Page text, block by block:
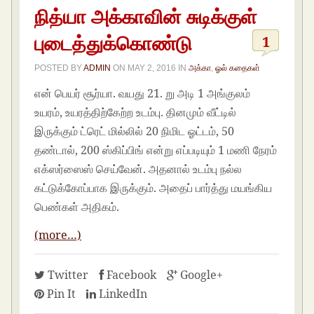
நித்யா அக்காவின் சுடிக்குள்
புடைத்துக்கொண்டு
1
POSTED BYADMIN ON MAY 2, 2016 INஅக்கா ,ஓல் கதைகள்
என் பெயர் சூர்யா. வயது 21. று அடி 1 அங்குலம்
உயரம், உயரத்திற்கேற்ற உடம்பு. தினமும் வீட்டில்
இருக்கும் ட்ரெட் மில்லில் 20 நிமிட ஓட்டம், 50
தண்டால், 200 ஸ்கிப்பிங் என்று எப்படியும் 1 மணி நேரம்
எக்ஸர்ஸைஸ் செய்வேன். அதனால் உடம்பு நல்ல
கட்டுக்கோப்பாக இருக்கும். அதைப் பார்த்து மயங்கிய
பெண்கள் அதிகம்.
(more…)
Twitter Facebook
Google+
Pin It
LinkedIn